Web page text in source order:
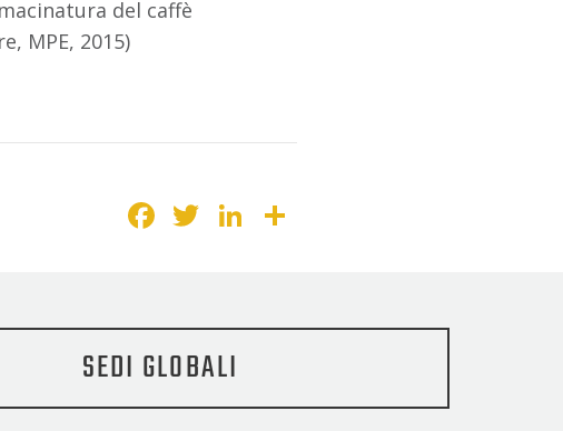
del caffè
MPE, 2015)
Facebook
TwitterLinkedIn
SEDI GLOBALI